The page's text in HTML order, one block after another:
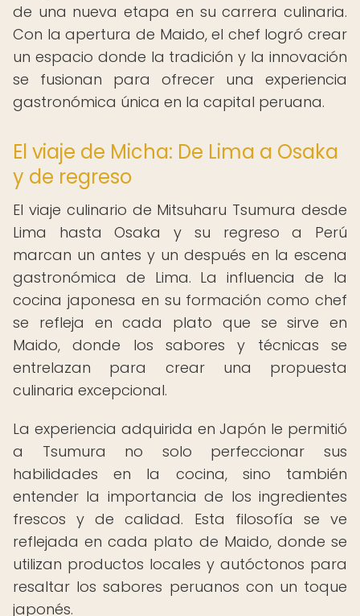
de una nueva etapa en su carrera culinaria.
Con la apertura de Maido, el chef logró crear
un espacio donde la tradición y la innovación
se fusionan para ofrecer una experiencia
gastronómica única en la capital peruana.
El viaje de Micha: De Lima a Osaka
y de regreso
El viaje culinario de Mitsuharu Tsumura desde
Lima hasta Osaka y su regreso a Perú
marcan un antes y un después en la escena
gastronómica de Lima. La influencia de la
cocina japonesa en su formación como chef
se refleja en cada plato que se sirve en
Maido, donde los sabores y técnicas se
entrelazan para crear una propuesta
culinaria excepcional.
La experiencia adquirida en Japón le permitió
a Tsumura no solo perfeccionar sus
habilidades en la cocina, sino también
entender la importancia de los ingredientes
frescos y de calidad. Esta filosofía se ve
reflejada en cada plato de Maido, donde se
utilizan productos locales y autóctonos para
resaltar los sabores peruanos con un toque
japonés.